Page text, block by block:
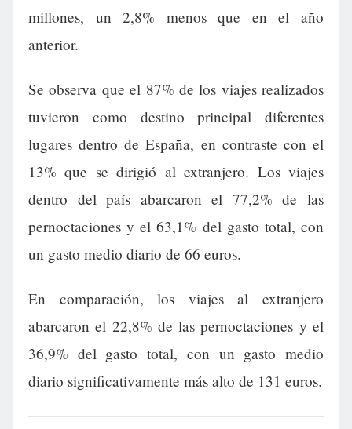
millones, un 2,8% menos que en el año
anterior.
Se observa que el 87% de los viajes realizados
tuvieron como destino principal diferentes
lugares dentro de España, en contraste con el
13% que se dirigió al extranjero. Los viajes
dentro del país abarcaron el 77,2% de las
pernoctaciones y el 63,1% del gasto total, con
un gasto medio diario de 66 euros.
En comparación, los viajes al extranjero
abarcaron el 22,8% de las pernoctaciones y el
36,9% del gasto total, con un gasto medio
diario significativamente más alto de 131 euros.